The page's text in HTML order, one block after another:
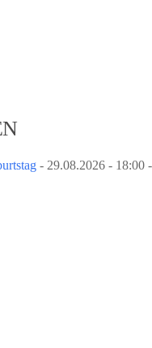
- 29.08.2026 - 18:00